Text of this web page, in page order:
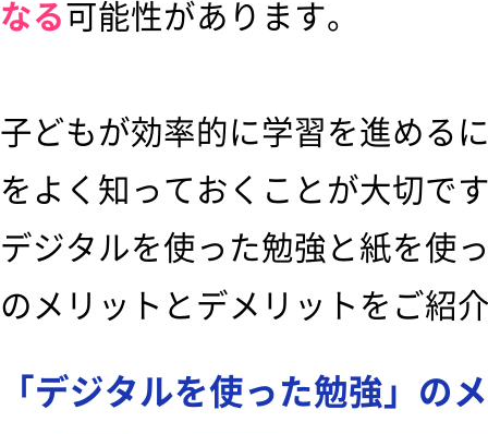
なる可能性があります。
子どもが効率的に学習を進める
をよく知っておくことが大切で
デジタルを使った勉強と紙を使
のメリットとデメリットをご紹
「デジタルを使った勉強」の